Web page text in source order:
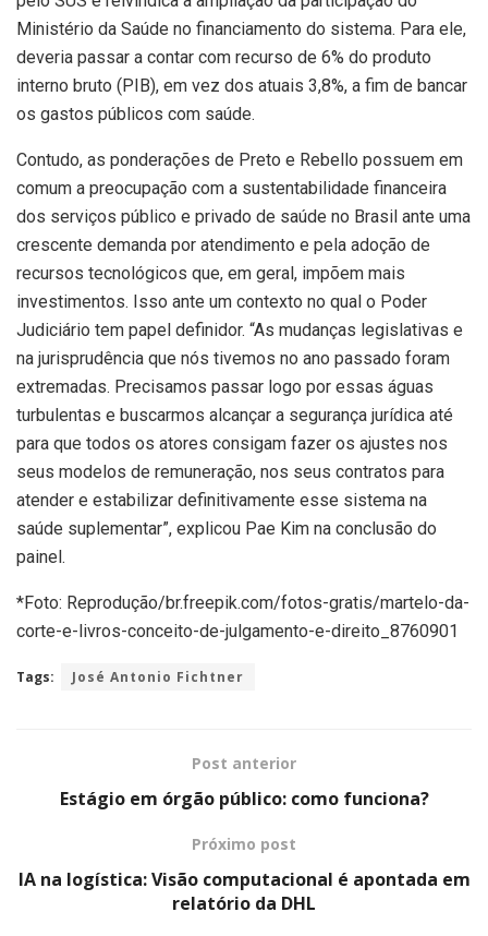
Ministério da Saúde no financiamento do sistema. Para ele,
deveria passar a contar com recurso de 6% do produto
interno bruto (PIB), em vez dos atuais 3,8%, a fim de bancar
os gastos públicos com saúde.
Contudo, as ponderações de Preto e Rebello possuem em
comum a preocupação com a sustentabilidade financeira
dos serviços público e privado de saúde no Brasil ante uma
crescente demanda por atendimento e pela adoção de
recursos tecnológicos que, em geral, impõem mais
investimentos. Isso ante um contexto no qual o Poder
Judiciário tem papel definidor. “As mudanças legislativas e
na jurisprudência que nós tivemos no ano passado foram
extremadas. Precisamos passar logo por essas águas
turbulentas e buscarmos alcançar a segurança jurídica até
para que todos os atores consigam fazer os ajustes nos
seus modelos de remuneração, nos seus contratos para
atender e estabilizar definitivamente esse sistema na
saúde suplementar”, explicou Pae Kim na conclusão do
painel.
*Foto: Reprodução/br.freepik.com/fotos-gratis/martelo-da-
corte-e-livros-conceito-de-julgamento-e-direito_8760901
Tags: José Antonio Fichtner
Post anterior
Estágio em órgão público: como funciona?
Próximo post
IA na logística: Visão computacional é apontada em
relatório da DHL